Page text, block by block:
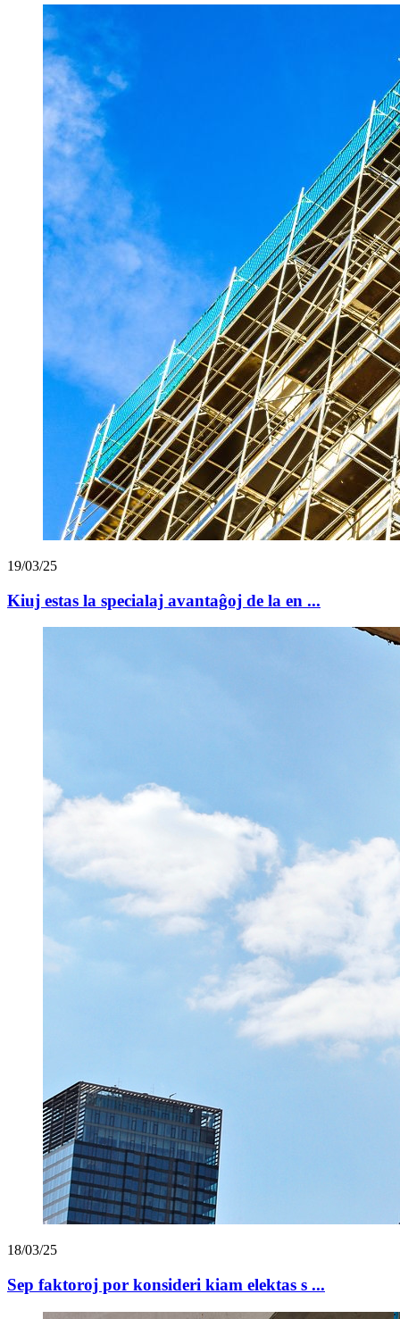
19/03/25
Kiuj estas la specialaj avantaĝoj de la en ...
18/03/25
Sep faktoroj por konsideri kiam elektas s ...